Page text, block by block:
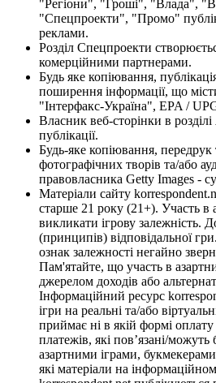
"Регіони", "Гроші", "Влада",
"Спецпроекти", "Промо"
реклами.
Розділ Спецпроекти
комерційними партнерами.
Будь яке копіювання,
поширення інформації, що
"Інтерфакс-Україна", EPA /
Власник веб-сторінки в
публікації.
Будь-яке копіювання, передрук
фотографічних творів та/або
правовласника Getty Images -
Матеріали сайту
старше 21 року (21+). Участь в
викликати ігрову залежність.
(принципів) відповідальної
ознак залежності негайно
Пам'ятайте, що участь в
джерелом доходів або
Інформаційний ресурс
ігри на реальні та/або
приймає ні в якій формі
платежів, які пов’язані/можуть
азартними іграми,
які матеріали на